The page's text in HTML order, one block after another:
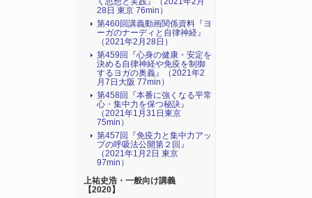
28日 東京 76min）
第460回講義動画関係資料『ヨ
ーガのナーディと自律神経』
（2021年2月28日）
第459回『心身の健康・安定を
決める自律神経や免疫を制御
するヨガの奥義』（2021年2
月7日大阪 77min）
第458回『本番に強くなる平常
心・集中力を保つ秘訣』
（2021年1月31日東京
75min）
第457回『免疫力と集中力アッ
プの呼吸法公開第２回』
（2021年1月2日 東京
97min）
上祐史浩・一般向け講義
【2020】